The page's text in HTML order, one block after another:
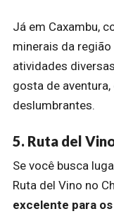
Já em Caxambu,
minerais da
atividades
gosta de
deslumbrantes.
5. Ruta del
Se você busca
Ruta del Vino no
excelente para